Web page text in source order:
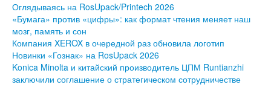
Оглядываясь на RosUpack/Printech 2026
«Бумага» против «цифры»: как формат чтения меняет наш
мозг, память и сон
Компания XEROX в очередной раз обновила логотип
Новинки «Гознак» на RosUpack 2026
Konica Minolta и китайский производитель ЦПМ Runtianzhi
заключили соглашение о стратегическом сотрудничестве